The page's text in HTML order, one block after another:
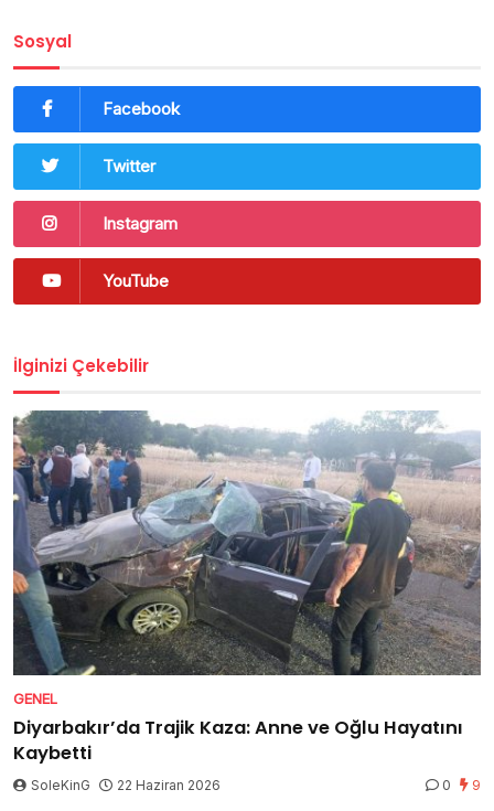
Sosyal
Facebook
Twitter
Instagram
YouTube
İlginizi Çekebilir
GENEL
Diyarbakır’da Trajik Kaza: Anne ve Oğlu Hayatını
Kaybetti
SoleKinG 22 Haziran 2026 0 9